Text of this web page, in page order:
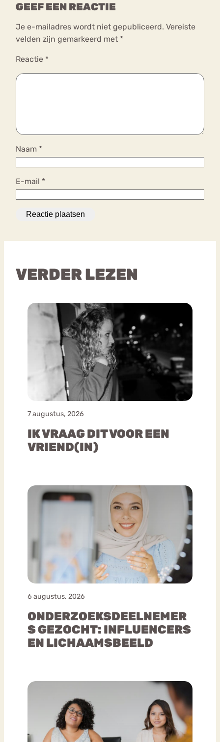
GEEF EEN REACTIE
Je e-mailadres wordt niet gepubliceerd. Vereiste
velden zijn gemarkeerd met *
Reactie *
Naam *
E-mail *
VERDER LEZEN
7 augustus, 2026
IK VRAAG DIT VOOR EEN
VRIEND(IN)
6 augustus, 2026
ONDERZOEKSDEELNEMER
S GEZOCHT: INFLUENCERS
EN LICHAAMSBEELD